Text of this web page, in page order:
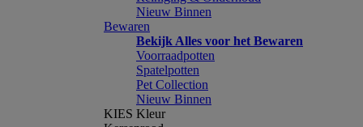
Nieuw Binnen
Bewaren
Bekijk Alles voor het Bewaren
Voorraadpotten
Spatelpotten
Pet Collection
Nieuw Binnen
KIES Kleur